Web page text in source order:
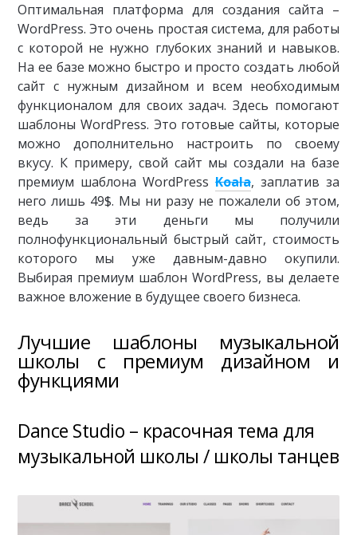
Оптимальная платформа для создания сайта –
WordPress. Это очень простая система, для работы
с которой не нужно глубоких знаний и навыков.
На ее базе можно быстро и просто создать любой
сайт с нужным дизайном и всем необходимым
функционалом для своих задач. Здесь помогают
шаблоны WordPress. Это готовые сайты, которые
можно дополнительно настроить по своему
вкусу. К примеру, свой сайт мы создали на базе
премиум шаблона WordPress Koala, заплатив за
него лишь 49$. Мы ни разу не пожалели об этом,
ведь за эти деньги мы получили
полнофункциональный быстрый сайт, стоимость
которого мы уже давным-давно окупили.
Выбирая премиум шаблон WordPress, вы делаете
важное вложение в будущее своего бизнеса.
Лучшие шаблоны музыкальной
школы с премиум дизайном и
функциями
Dance Studio – красочная тема для
музыкальной школы / школы танцев